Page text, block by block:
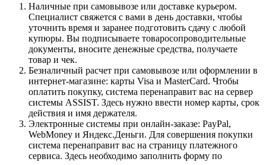
Наличные при самовывозе или доставке курьером.
Специалист свяжется с вами в день доставки, чтобы
уточнить время и заранее подготовить сдачу с любой
купюры. Вы подписываете товаросопроводительные
документы, вносите денежные средства, получаете
товар и чек.
Безналичный расчет при самовывозе или оформлении в
интернет-магазине: карты Visa и MasterCard. Чтобы
оплатить покупку, система перенаправит вас на сервер
системы ASSIST. Здесь нужно ввести номер карты, срок
действия и имя держателя.
Электронные системы при онлайн-заказе: PayPal,
WebMoney и Яндекс.Деньги. Для совершения покупки
система перенаправит вас на страницу платежного
сервиса. Здесь необходимо заполнить форму по